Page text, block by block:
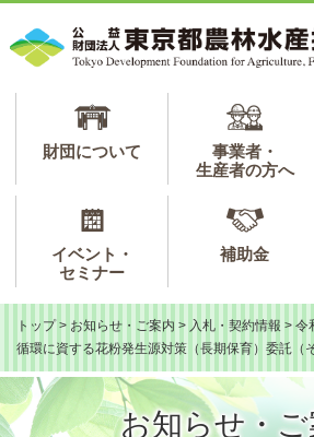
ジ
ュ
財団について
事業者・
生産者の方へ
イベント・
セミナー
補助金
トップ > お知らせ・ご案内 > 入札・契約情報 > 令
循環に資する花粉発生源対策（長期保育）委託（
お知らせ・ご